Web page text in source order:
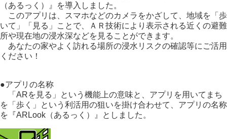
（あるっく）』を導入しました。
このアプリは、スマホなどのカメラをかざして、地域を「歩
いて」「見る」ことで、ＡＲ技術により表示される近くの避難
所や現在地の浸水深などを見ることができます。
あなたの家やよく訪れる場所の浸水リスクの確認等にご活用
ください！
●アプリの名称
「ARを見る」という機能上の意味と、アプリを用いてまち
を「歩く」という利活用の狙いを掛け合わせて、アプリの名称
を『ARLook（あるっく）』としました。